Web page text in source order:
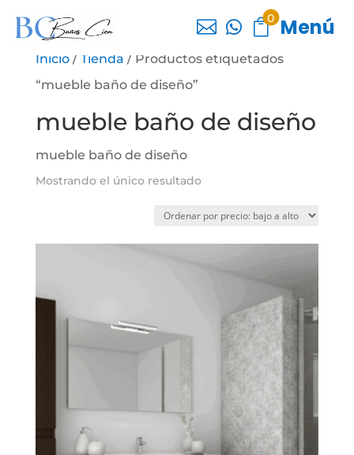
  0 Menú
Inicio/ Tienda / Productos etiquetados
“mueble baño de diseño”
mueble baño de diseño
mueble baño de diseño
Mostrando el único resultado